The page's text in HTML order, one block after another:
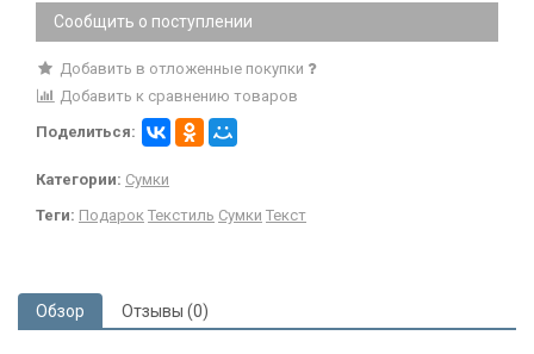
Сообщить о поступлении
Добавить в отложенные покупки
Добавить к сравнению товаров
Поделиться:
Категории: Сумки
Теги: Подарок Текстиль Сумки Текст
Обзор Отзывы (0)